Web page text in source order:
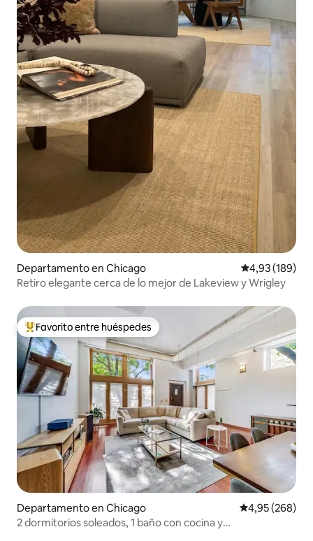
Departamento en Chicago Calificación
4,93 (189)
Retiro elegante cerca de lo mejor de Lakeview y Wrigley
Favorito entre los huéspedes más destacados
Favorito entre huéspedes
Departamento en Chicago Calificación
4,95 (268)
2 dormitorios soleados, 1 baño con cocina y